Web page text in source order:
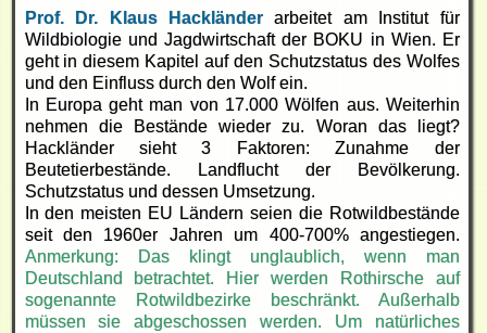
Prof. Dr. Klaus Hackländerarbeitet am Institut für
Wildbiologie und Jagdwirtschaft der BOKU in Wien. Er
geht in diesem Kapitel auf den Schutzstatus des Wolfes
und den Einfluss durch den Wolf ein.
In Europa geht man von 17.000 Wölfen aus. Weiterhin
nehmen die Bestände wieder zu. Woran das liegt?
Hackländer sieht 3 Faktoren: Zunahme der
Beutetierbestände. Landflucht der Bevölkerung.
Schutzstatus und dessen Umsetzung.
In den meisten EU Ländern seien die Rotwildbestände
seit den 1960er Jahren um 400-700% angestiegen.
Anmerkung: Das klingt unglaublich, wenn man
Deutschland betrachtet. Hier werden Rothirsche auf
sogenannte Rotwildbezirke beschränkt. Außerhalb
müssen sie abgeschossen werden. Um natürliches